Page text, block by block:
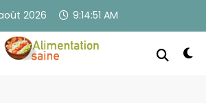
2026 9:14:51 AM